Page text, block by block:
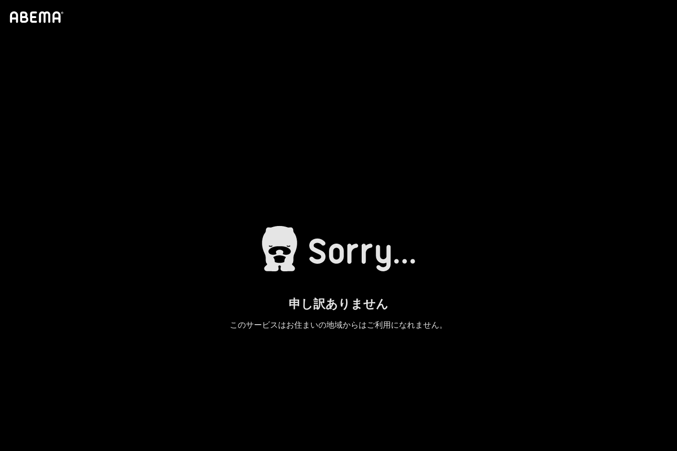
申し訳ありません
このサービスはお住まいの地域からはご利用になれません。